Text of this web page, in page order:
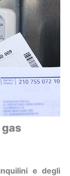
e degli